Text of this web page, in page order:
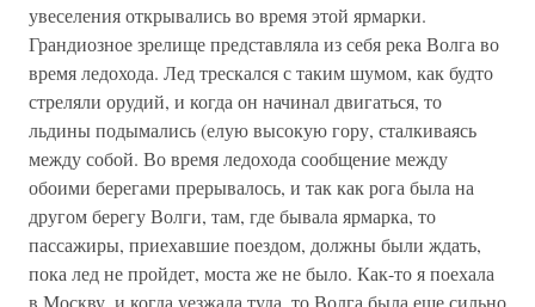
увеселения открывались во время этой ярмарки.
Грандиозное зрелище представляла из себя река Волга во
время ледохода. Лед трескался с таким шумом, как будто
стреляли орудий, и когда он начинал двигаться, то
льдины подымались (елую высокую гору, сталкиваясь
между собой. Во время ледохода сообщение между
обоими берегами прерывалось, и так как рога была на
другом берегу Волги, там, где бывала ярмарка, то
пассажиры, приехавшие поездом, должны были ждать,
пока лед не пройдет, моста же не было. Как-то я поехала
в Москву, и когда уезжала туда, то Волга была еще сильно